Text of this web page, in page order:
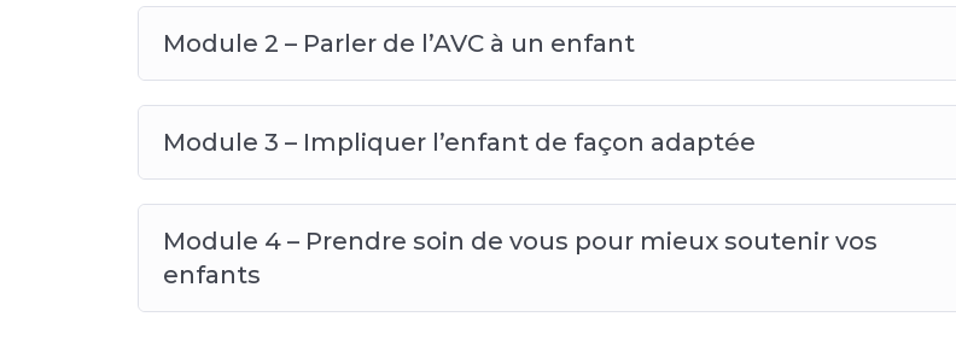
Savoir que leur vie continue : école, amis, activités — la normalité
comme ancre
Module 2 – Parler de l’AVC à un enfant
Module 3 – Impliquer l’enfant de façon adaptée
Module 4 – Prendre soin de vous pour mieux soutenir vos
enfants